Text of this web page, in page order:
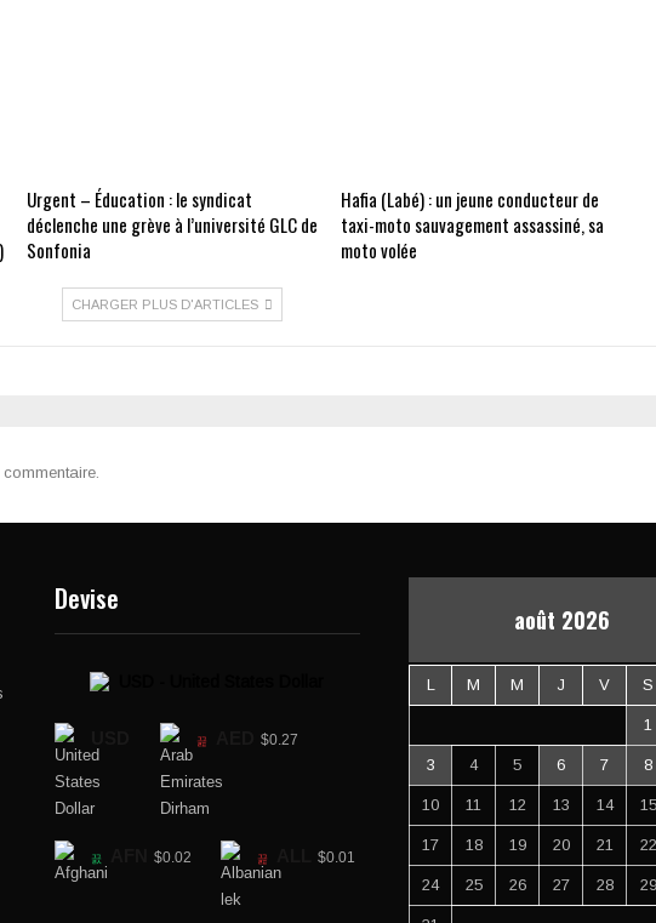
Urgent – Éducation : le syndicat
déclenche une grève à l’université GLC de
Sonfonia
Hafia (Labé) : un jeune conducteur de
taxi-moto sauvagement assassiné, sa
moto volée
CHARGER PLUS D'ARTICLES
Devise
$0.27
$0.02 $0.01
août 2026
L M M J V S
1
3 4 5 6 7 8
10 11 12 13 14 15
17 18 19 20 21 22
24 25 26 27 28 29